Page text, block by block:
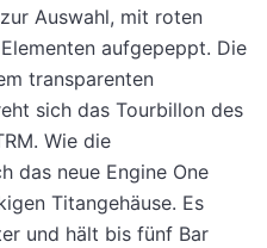
Auswahl, mit roten
aufgepeppt. Die
transparenten
sich das Tourbillon des
Wie die
das neue Engine One
Titangehäuse. Es
und hält bis fünf Bar